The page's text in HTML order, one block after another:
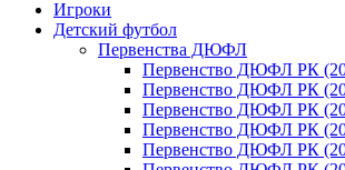
Игроки
Детский футбол
Первенства ДЮФЛ
Первенство ДЮФЛ РК
Первенство ДЮФЛ РК
Первенство ДЮФЛ РК
Первенство ДЮФЛ РК
Первенство ДЮФЛ РК